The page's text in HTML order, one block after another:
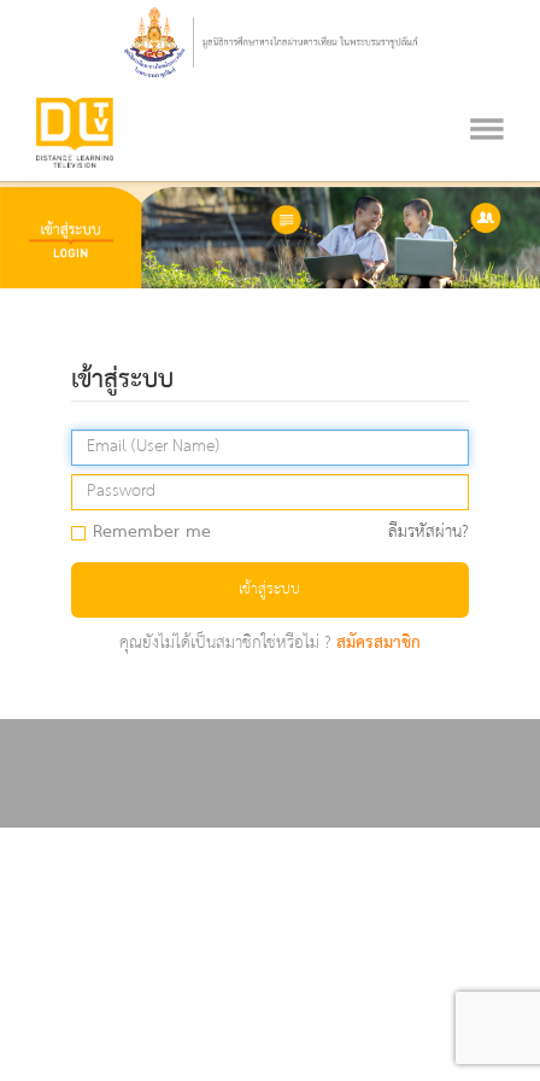
เข้าสู่ระบบ
Remember me ลืมรหัสผ่าน?
เข้าสู่ระบบ
คุณยังไม่ได้เป็นสมาชิกใช่หรือไม่ ?สมัครสมาชิก